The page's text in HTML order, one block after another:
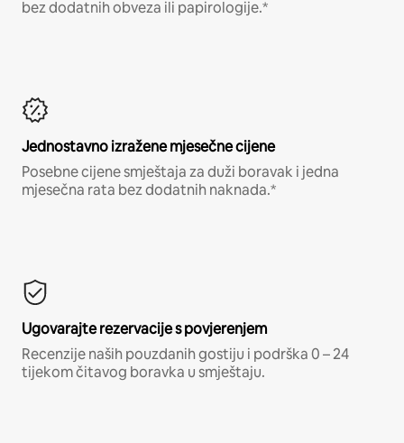
bez dodatnih obveza ili papirologije.*
Jednostavno izražene mjesečne cijene
Posebne cijene smještaja za duži boravak i jedna
mjesečna rata bez dodatnih naknada.*
Ugovarajte rezervacije s povjerenjem
Recenzije naših pouzdanih gostiju i podrška 0 – 24
tijekom čitavog boravka u smještaju.